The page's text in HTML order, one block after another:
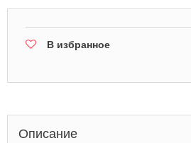
В избранное
Описание